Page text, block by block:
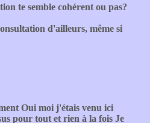
te semble cohérent ou pas?
d'ailleurs, même si
Oui moi j'étais venu ici
pour tout et rien à la fois Je